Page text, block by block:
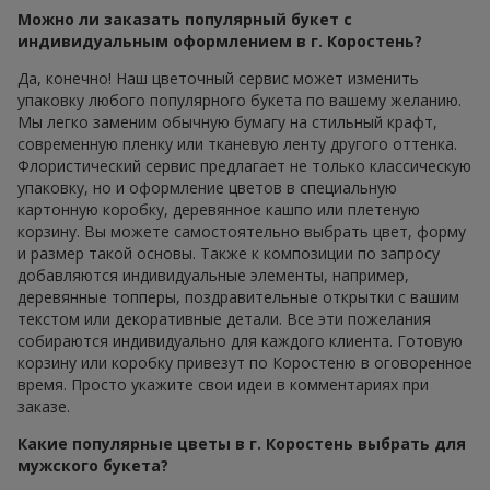
Можно ли заказать популярный букет с
индивидуальным оформлением в г. Коростень?
Да, конечно! Наш цветочный сервис может изменить
упаковку любого популярного букета по вашему желанию.
Мы легко заменим обычную бумагу на стильный крафт,
современную пленку или тканевую ленту другого оттенка.
Флористический сервис предлагает не только классическую
упаковку, но и оформление цветов в специальную
картонную коробку, деревянное кашпо или плетеную
корзину. Вы можете самостоятельно выбрать цвет, форму
и размер такой основы. Также к композиции по запросу
добавляются индивидуальные элементы, например,
деревянные топперы, поздравительные открытки с вашим
текстом или декоративные детали. Все эти пожелания
собираются индивидуально для каждого клиента. Готовую
корзину или коробку привезут по Коростеню в оговоренное
время. Просто укажите свои идеи в комментариях при
заказе.
Какие популярные цветы в г. Коростень выбрать для
мужского букета?